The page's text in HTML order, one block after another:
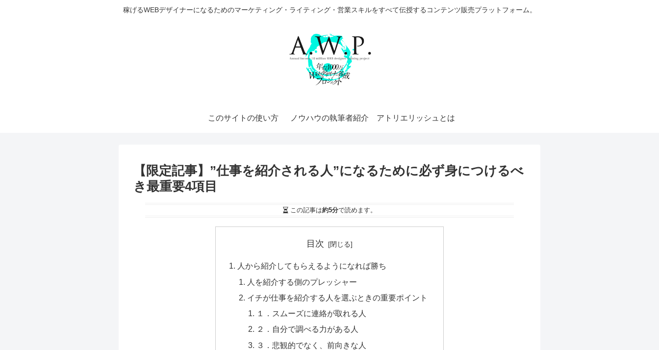
稼げるWEBデザイナーになるためのマーケティング・ライティング・営業スキルをすべて伝授するコンテンツ販売プラットフォーム。
このサイトの使い方 ノウハウの執筆者紹介 アトリエリッシュとは
【限定記事】”仕事を紹介される人”になるために必ず身につけるべ
き最重要4項目
この記事は約5分で読めます。
目次
人から紹介してもらえるようになれば勝ち
人を紹介する側のプレッシャー
イチが仕事を紹介する人を選ぶときの重要ポイント
１．スムーズに連絡が取れる人
２．自分で調べる力がある人
３．悲観的でなく、前向きな人